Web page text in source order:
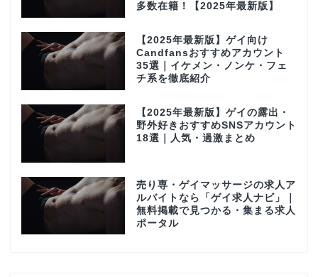
多数在籍！【2025年最新版】
【2025年最新版】ゲイ向け
Candfansおすすめアカウント
35選｜イケメン・ノンケ・フェ
チ系を徹底紹介
【2025年最新版】ゲイの露出・
野外好きおすすめSNSアカウント
18選｜人気・過激まとめ
売り専・ゲイマッサージの求人ア
ルバイトなら「ゲイ求人ナビ」｜
無料掲載で見つかる・集まる求人
ポータル